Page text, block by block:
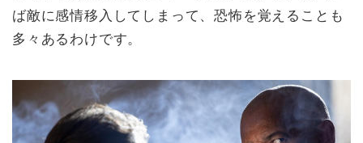
ば敵に感情移入してしまって、恐怖を覚えることも
多々あるわけです。